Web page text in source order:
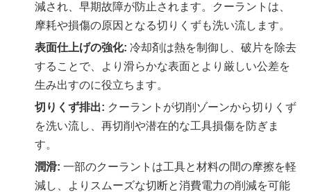
減され、早期故障が防止されます。クーラントは、
摩耗や損傷の原因となる切りくずも洗い流します。
表面仕上げの強化: 冷却剤は熱を制御し、破片を除去
することで、より滑らかな表面とより厳しい公差を
生み出すのに役立ちます。
切りくず排出: クーラントが切削ゾーンから切りくず
を洗い流し、再切削や潜在的な工具損傷を防ぎま
す。
潤滑: 一部のクーラントは工具と材料の間の摩擦を軽
減し、よりスムーズな切断と消費電力の削減を可能